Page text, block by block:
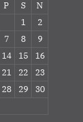
P S
N
1
2
7 8
9
14 15
16
21 22
23
28 29
30